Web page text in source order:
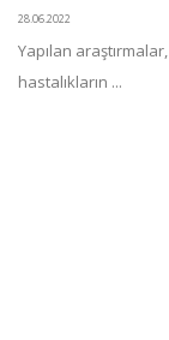
28.06.2022
Yapılan
hastalıkların ...